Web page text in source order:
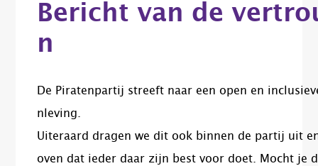
Bericht van de
n
De Piratenpartij streeft naar een open en
nleving.
Uiteraard dragen we dit ook binnen de partij uit
oven dat ieder daar zijn best voor doet. Mocht je